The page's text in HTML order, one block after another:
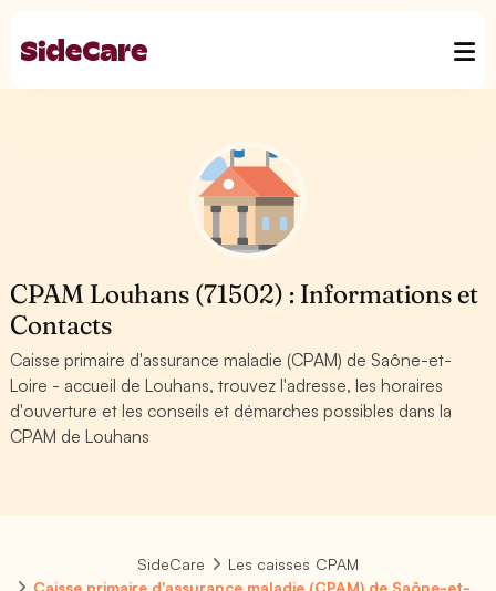
CPAM Louhans (71502) : Informations et
Contacts
Caisse primaire d'assurance maladie (CPAM) de Saône-et-
Loire - accueil de Louhans, trouvez l'adresse, les horaires
d'ouverture et les conseils et démarches possibles dans la
CPAM de Louhans
SideCare
Les caisses CPAM
Caisse primaire d'assurance maladie (CPAM) de Saône-et-